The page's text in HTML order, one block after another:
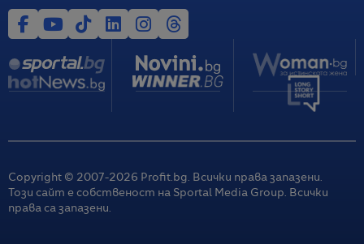
Copyright © 2007-2026 Profit.bg. Всички права запазени.
Този сайт е собственост на Sportal Media Group. Всички
права са запазени.